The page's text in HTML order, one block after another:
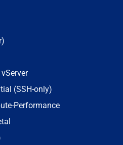
(SSH-only)
Performance